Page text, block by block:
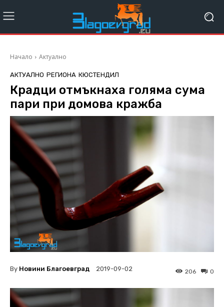
Начало Актуално
АКТУАЛНО РЕГИОНА КЮСТЕНДИЛ
Крадци отмъкнаха голяма сума
пари при домова кражба
By Новини Благоевград 2019-09-02 0
206